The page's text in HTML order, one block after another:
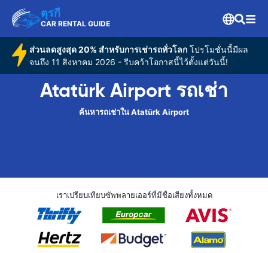
ตุรกี
CAR RENTAL GUIDE
ส่วนลดสูงสุด 20% สำหรับการเช่ารถทั่วโลกโปรโมชั่นนี้มีผล
จนถึง 11 สิงหาคม 2026 - รีบคว้าโอกาสนี้ไว้ตั้งแต่วันนี้!
Atatürk Airport รถเช่า
ค้นหารถเช่าใน Atatürk Airport
เราเปรียบเทียบซัพพลายเออร์ที่มีชื่อเสียงทั้งหมด